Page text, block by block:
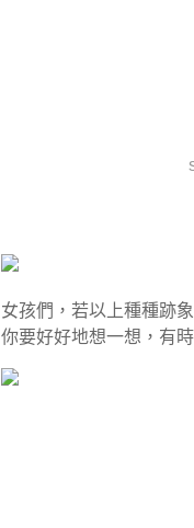
女孩們，若以上種種跡
你要好好地想一想，有